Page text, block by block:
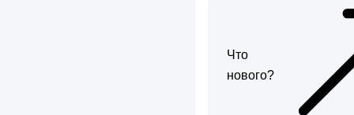
Что
нового?